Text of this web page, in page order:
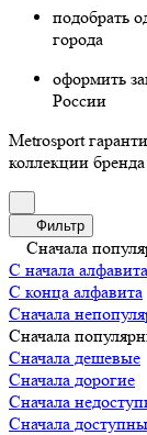
подобрать
города
оформить
России
Metrosport
коллекции
Фильтр
Сначала
С начала алфавита
С конца алфавита
Сначала
Сначала
Сначала дешевые
Сначала дорогие
Сначала
Сначала